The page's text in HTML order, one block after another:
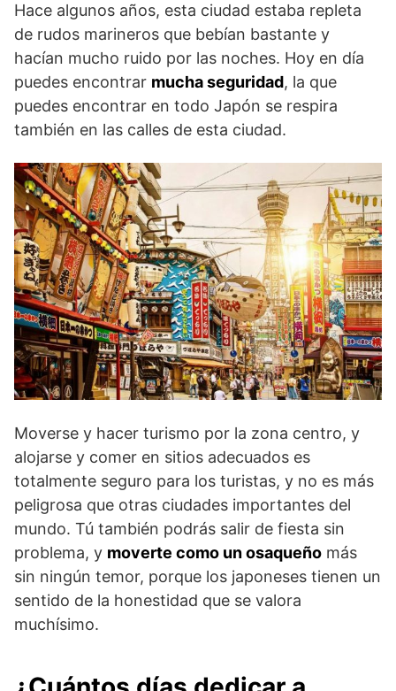
Hace algunos años, esta ciudad estaba repleta
de rudos marineros que bebían bastante y
hacían mucho ruido por las noches. Hoy en día
puedes encontrar mucha seguridad, la que
puedes encontrar en todo Japón se respira
también en las calles de esta ciudad.
Moverse y hacer turismo por la zona centro, y
alojarse y comer en sitios adecuados es
totalmente seguro para los turistas, y no es más
peligrosa que otras ciudades importantes del
mundo. Tú también podrás salir de fiesta sin
problema, y moverte como un osaqueño más
sin ningún temor, porque los japoneses tienen un
sentido de la honestidad que se valora
muchísimo.